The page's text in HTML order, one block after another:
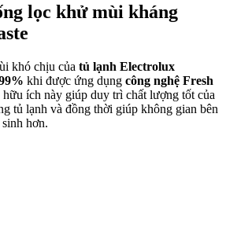
lọc khử mùi kháng
khó chịu của tủ lạnh Electrolux
khi được ứng dụng công nghệ Fresh
ích này giúp duy trì chất lượng tốt của
tủ lạnh và đồng thời giúp không gian bên
hơn.